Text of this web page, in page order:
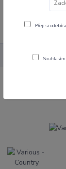
Alba
Various -
Přeji si
Souhlasím